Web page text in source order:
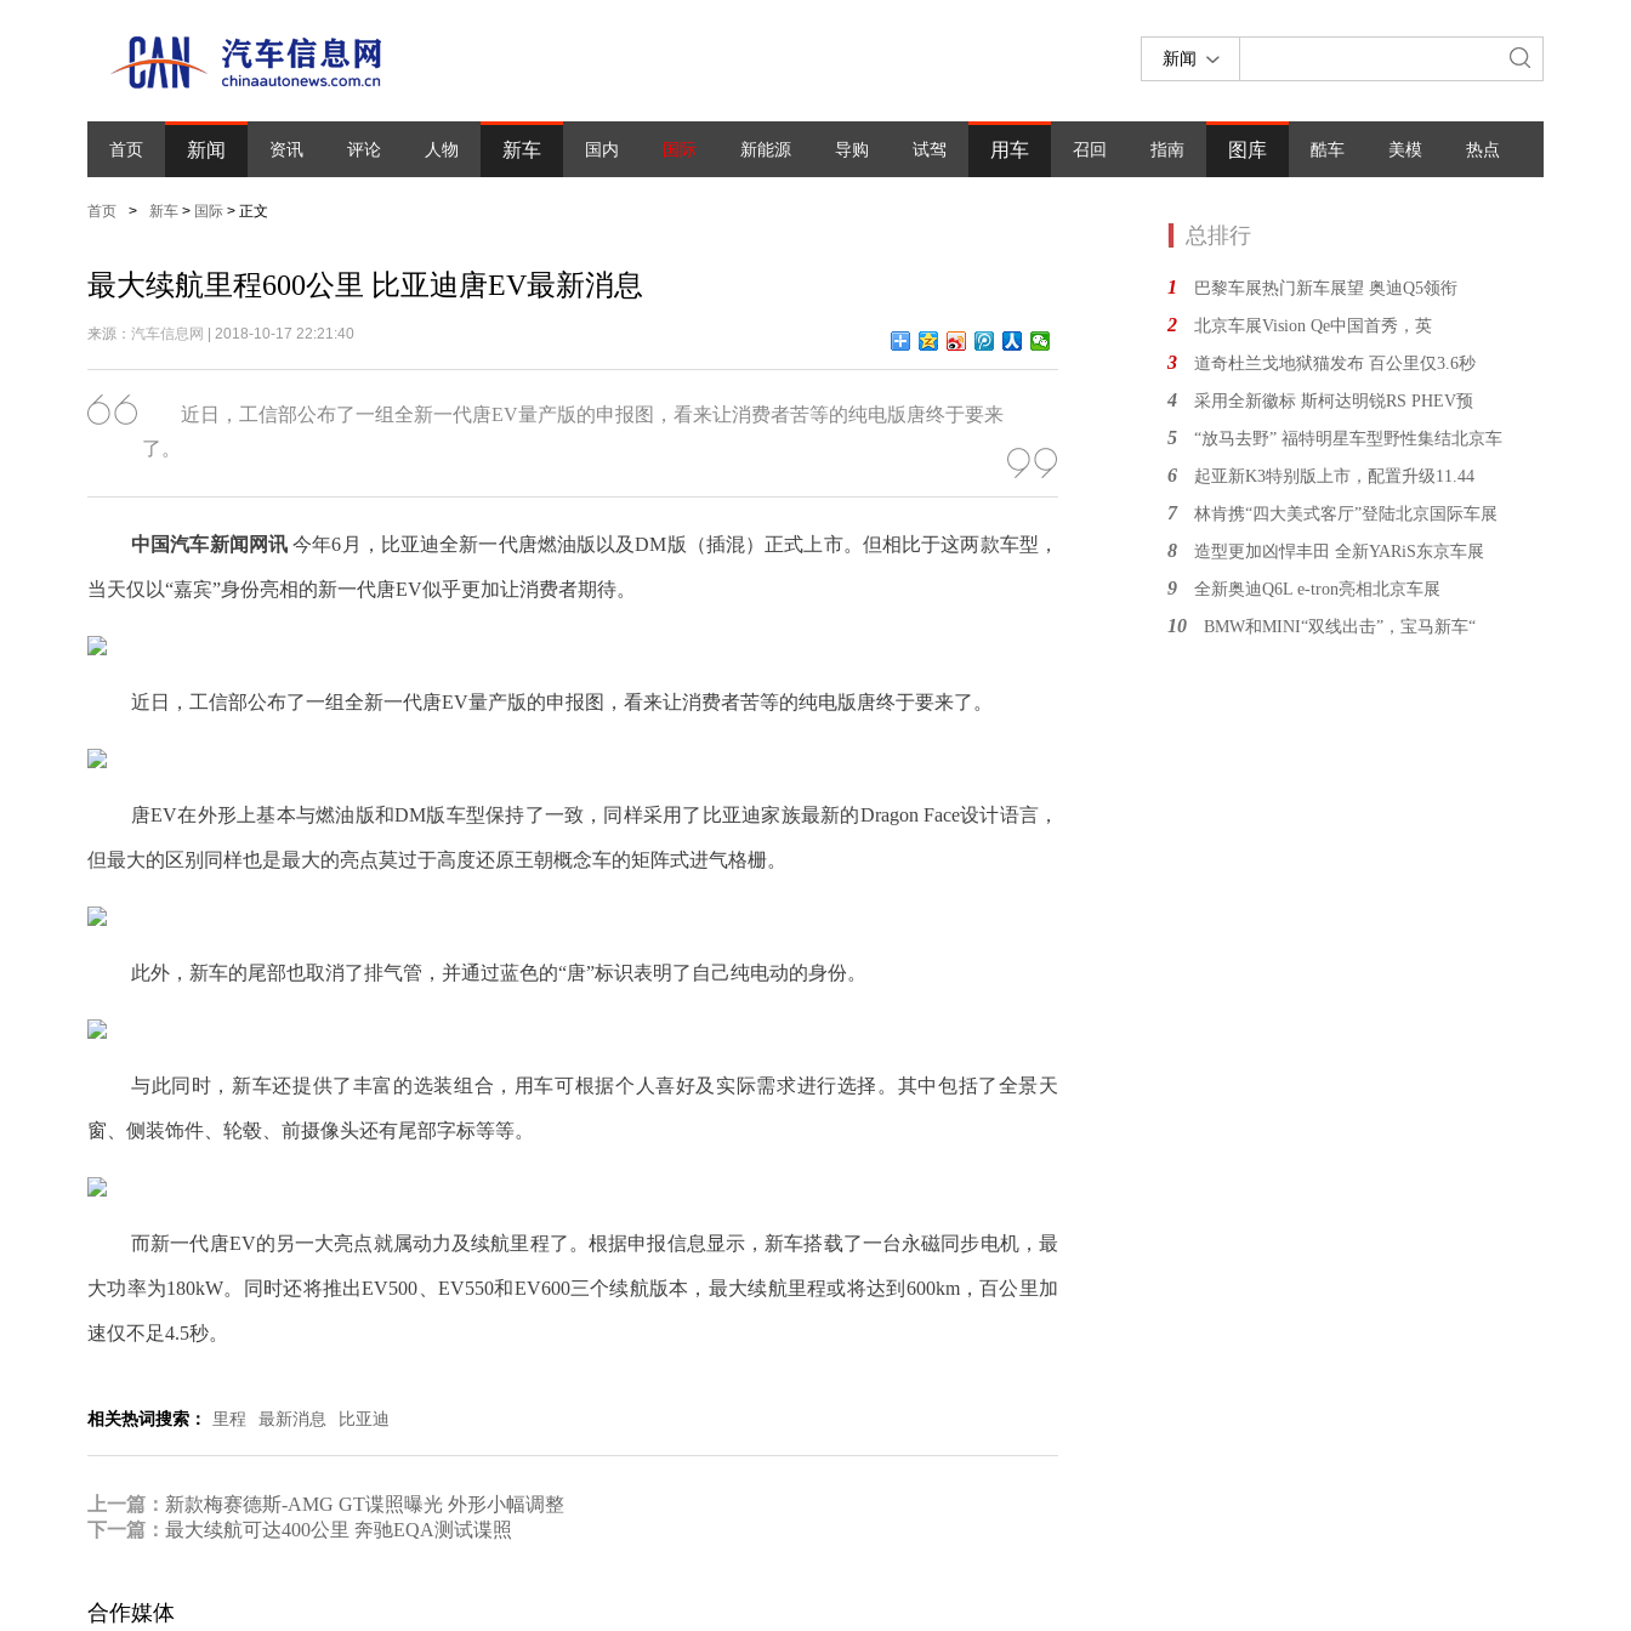
新闻
首页 新闻 资讯 评论 人物 新车 国内 国际 新能源 导购 试驾 用车 召回 指南 图库 酷车 美模 热点
首页 > 新车 > 国际 > 正文
最大续航里程600公里 比亚迪唐EV最新消息
来源： 汽车信息网 | 2018-10-17 22:21:40
近日，工信部公布了一组全新一代唐EV量产版的申报图，看来让消费者苦等的纯电版唐终于要来
了。
中国汽车新闻网讯今年6月，比亚迪全新一代唐燃油版以及DM版（插混）正式上市。但相比于这两款车型，
当天仅以“嘉宾”身份亮相的新一代唐EV似乎更加让消费者期待。
近日，工信部公布了一组全新一代唐EV量产版的申报图，看来让消费者苦等的纯电版唐终于要来了。
唐EV在外形上基本与燃油版和DM版车型保持了一致，同样采用了比亚迪家族最新的Dragon Face设计语言，
但最大的区别同样也是最大的亮点莫过于高度还原王朝概念车的矩阵式进气格栅。
此外，新车的尾部也取消了排气管，并通过蓝色的“唐”标识表明了自己纯电动的身份。
与此同时，新车还提供了丰富的选装组合，用车可根据个人喜好及实际需求进行选择。其中包括了全景天
窗、侧装饰件、轮毂、前摄像头还有尾部字标等等。
而新一代唐EV的另一大亮点就属动力及续航里程了。根据申报信息显示，新车搭载了一台永磁同步电机，最
大功率为180kW。同时还将推出EV500、EV550和EV600三个续航版本，最大续航里程或将达到600km，百公里加
速仅不足4.5秒。
相关热词搜索： 里程 最新消息 比亚迪
上一篇： 新款梅赛德斯-AMG GT谍照曝光 外形小幅调整
下一篇： 最大续航可达400公里 奔驰EQA测试谍照
总排行
1 巴黎车展热门新车展望 奥迪Q5领衔
2 北京车展Vision Qe中国首秀，英
3 道奇杜兰戈地狱猫发布 百公里仅3.6秒
4 采用全新徽标 斯柯达明锐RS PHEV预
5 “放马去野” 福特明星车型野性集结北京车
6 起亚新K3特别版上市，配置升级11.44
7 林肯携“四大美式客厅”登陆北京国际车展
8 造型更加凶悍丰田 全新YARiS东京车展
9 全新奥迪Q6L e-tron亮相北京车展
10 BMW和MINI“双线出击”，宝马新车“
合作媒体